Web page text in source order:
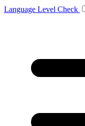
Language Level Check